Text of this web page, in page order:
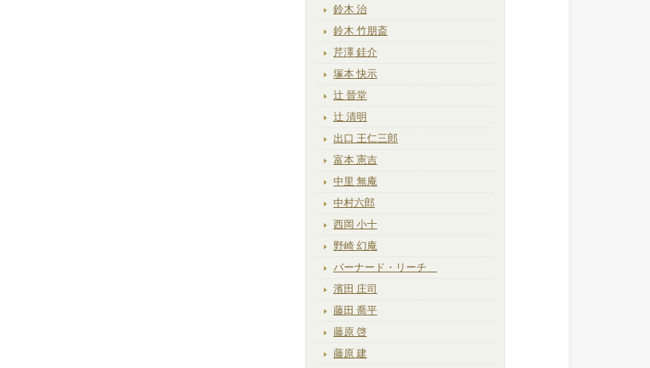
鈴木 治
鈴木 竹朋斎
芹澤 銈介
塚本 快示
辻 晉堂
辻 清明
出口 王仁三郎
富本 憲吉
中里 無庵
中村六郎
西岡 小十
野崎 幻庵
バーナード・リーチ
濱田 庄司
藤田 喬平
藤原 啓
藤原 建